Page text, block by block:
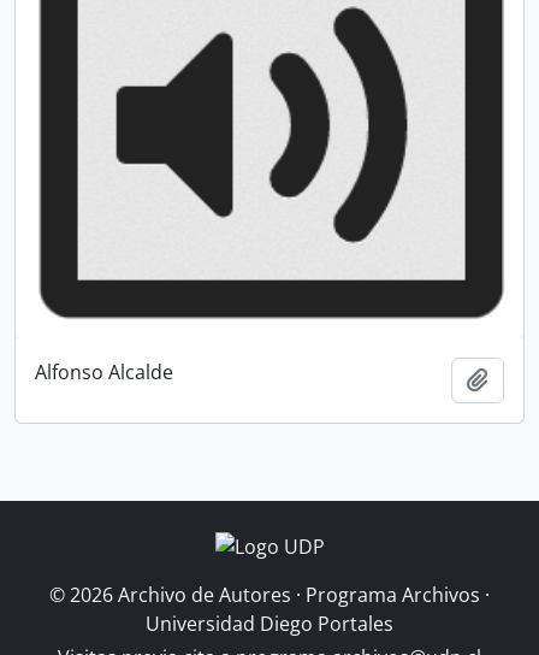
Alfonso Alcalde
© 2026 Archivo de Autores · Programa Archivos ·
Universidad Diego Portales